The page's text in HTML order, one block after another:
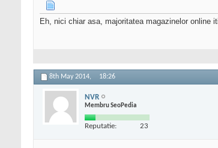
Eh, nici chiar asa, majoritatea magazinelor online
8th May 2014, 18:26
NVR
Membru SeoPedia
Reputatie: 23